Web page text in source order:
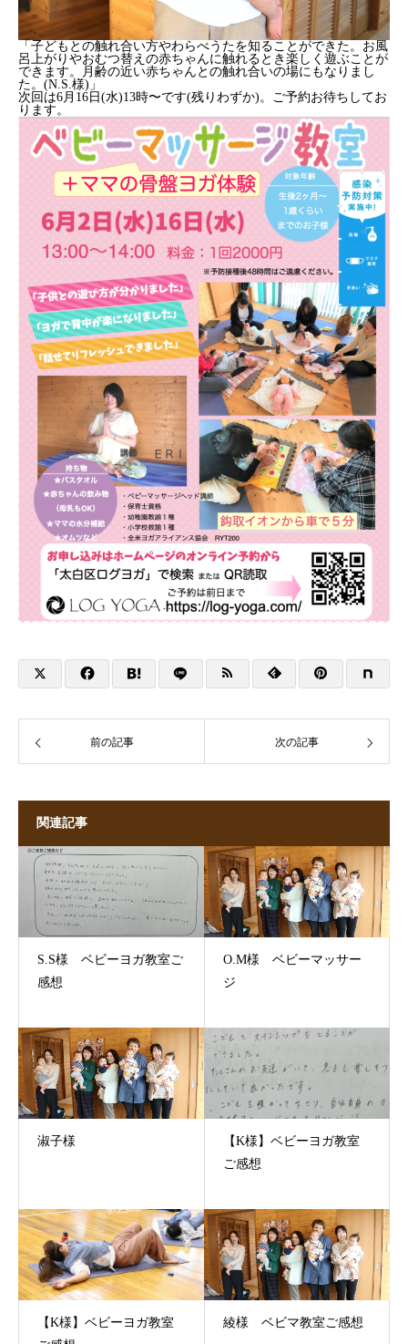
「子どもとの触れ合い方やわらべうたを知ることができた。お風
呂上がりやおむつ替えの赤ちゃんに触れるとき楽しく遊ぶことが
できます。月齢の近い赤ちゃんとの触れ合いの場にもなりまし
た。(N.S.様)」
次回は6月16日(水)13時〜です(残りわずか)。ご予約お待ちしてお
ります。
前の記事 次の記事
関連記事
S.S様 ベビーヨガ教室ご
感想
O.M様 ベビーマッサー
ジ
淑子様
【K様】ベビーヨガ教室
ご感想
【K様】ベビーヨガ教室
綾様 ベビマ教室ご感想